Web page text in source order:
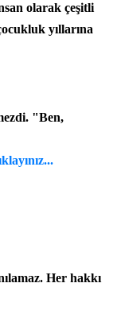
olarak çeşitli
yıllarına
"Ben,
Her hakkı